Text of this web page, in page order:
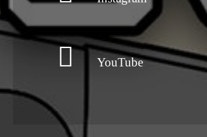
YouTube